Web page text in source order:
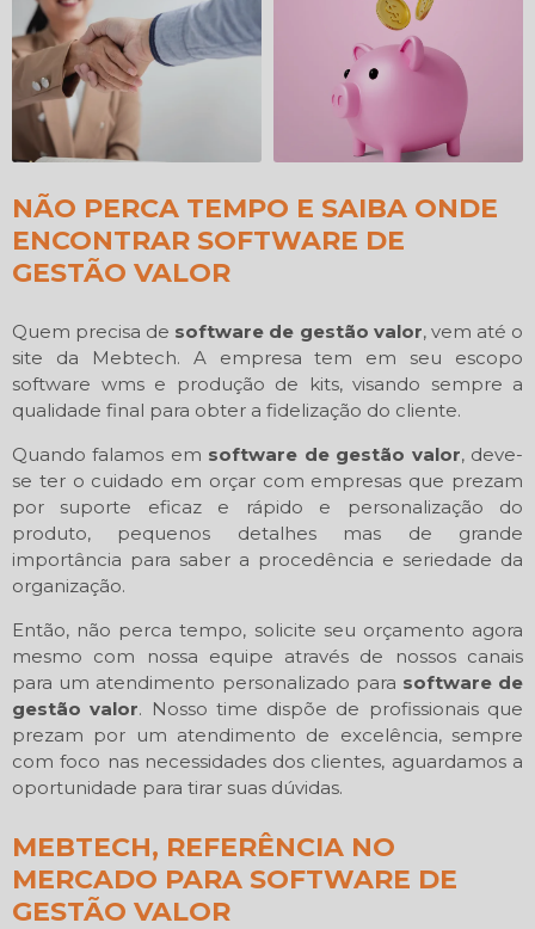
NÃO PERCA TEMPO E SAIBA ONDE
ENCONTRAR SOFTWARE DE
GESTÃO VALOR
Quem precisa de software de gestão valor, vem até o
site da Mebtech. A empresa tem em seu escopo
software wms e produção de kits, visando sempre a
qualidade final para obter a fidelização do cliente.
Quando falamos em software de gestão valor, deve-
se ter o cuidado em orçar com empresas que prezam
por suporte eficaz e rápido e personalização do
produto, pequenos detalhes mas de grande
importância para saber a procedência e seriedade da
organização.
Então, não perca tempo, solicite seu orçamento agora
mesmo com nossa equipe através de nossos canais
para um atendimento personalizado para software de
gestão valor. Nosso time dispõe de profissionais que
prezam por um atendimento de excelência, sempre
com foco nas necessidades dos clientes, aguardamos a
oportunidade para tirar suas dúvidas.
MEBTECH, REFERÊNCIA NO
MERCADO PARA SOFTWARE DE
GESTÃO VALOR